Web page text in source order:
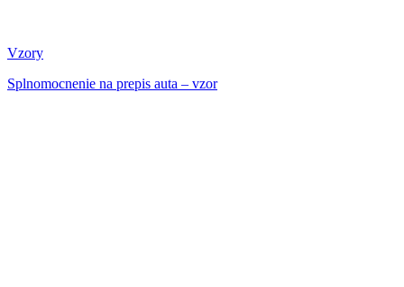
Vzory
Splnomocnenie na prepis auta – vzor